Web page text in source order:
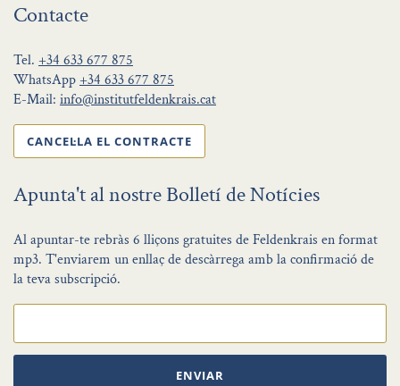
Contacte
Tel. +34 633 677 875
WhatsApp +34 633 677 875
E-Mail: info@institutfeldenkrais.cat
CANCEL·LA EL CONTRACTE
Apunta't al nostre Bolletí de Notícies
Al apuntar-te rebràs 6 lliçons gratuites de Feldenkrais en format
mp3. T'enviarem un enllaç de descàrrega amb la confirmació de
la teva subscripció.
ENVIAR